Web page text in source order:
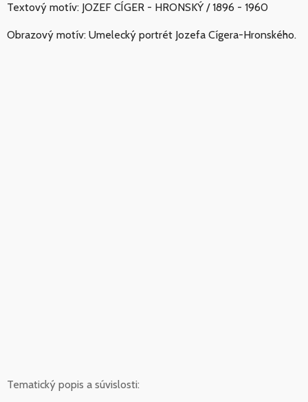
Textový motív: JOZEF CÍGER - HRONSKÝ / 1896 - 1960
Obrazový motív: Umelecký portrét Jozefa Cígera-Hronského.
Tematický popis a súvislosti: